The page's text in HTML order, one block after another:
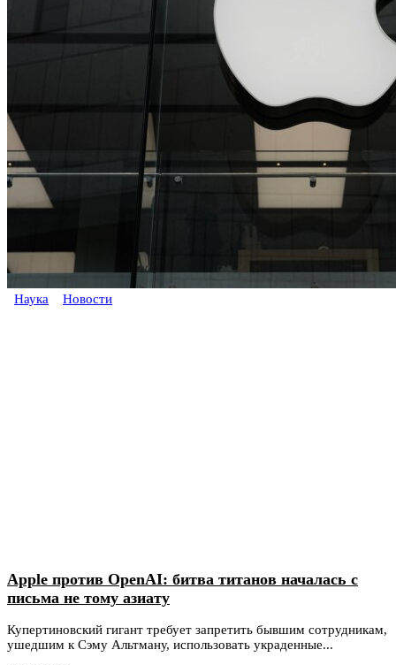
Наука Новости
Apple против OpenAI: битва титанов началась с
письма не тому азиату
Купертиновский гигант требует запретить бывшим сотрудникам,
ушедшим к Сэму Альтману, использовать украденные...